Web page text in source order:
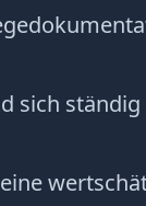
sich ständig